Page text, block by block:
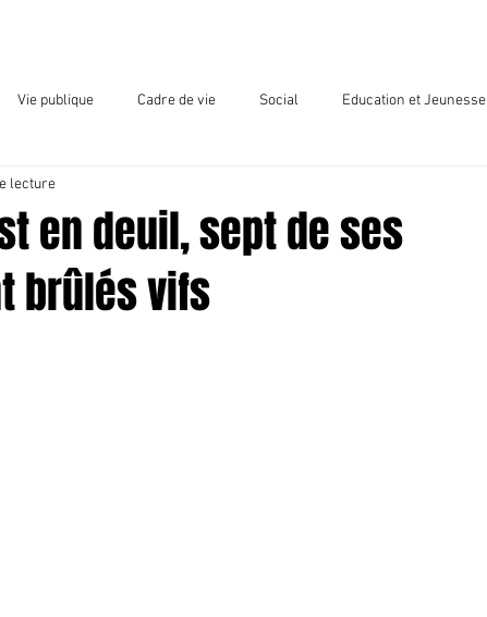
Vie publique Cadre de vie Social Education et Jeunesse
en deuil, sept de ses
brûlés vifs
lecture